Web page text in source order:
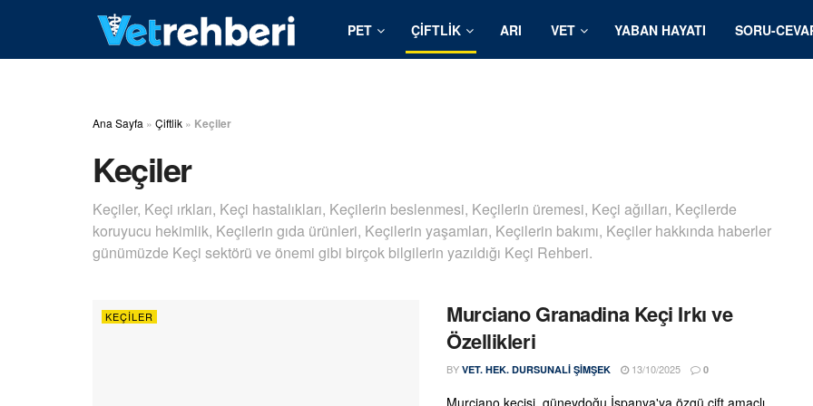
PET ÇIFTLIK ARI VET YABAN HAYATI SORU-
Ana Sayfa » Çiftlik » Keçiler
Keçiler
Keçiler, Keçi ırkları, Keçi hastalıkları, Keçilerin beslenmesi, Keçilerin üremesi, Keçi ağılları, Keçilerde
koruyucu hekimlik, Keçilerin gıda ürünleri, Keçilerin yaşamları, Keçilerin bakımı, Keçiler hakkında haberler
günümüzde Keçi sektörü ve önemi gibi birçok bilgilerin yazıldığı Keçi Rehberi.
KEÇILER
Murciano Granadina Keçi Irkı ve
Özellikleri
BY VET. HEK. DURSUNALI ŞIMŞEK 13/10/2025 0